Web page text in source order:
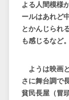
よる人間模様
ールはあれど
とかんじられ
も感じるなど。
ようは映画
さに舞台調で
貧民長屋（冒